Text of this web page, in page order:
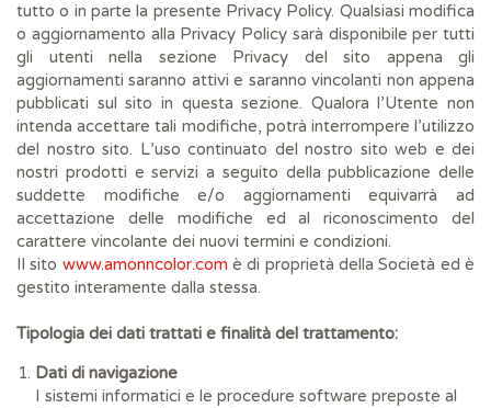
tutto o in parte la presente Privacy Policy. Qualsiasi modifica
o aggiornamento alla Privacy Policy sarà disponibile per tutti
gli utenti nella sezione Privacy del sito appena gli
aggiornamenti saranno attivi e saranno vincolanti non appena
pubblicati sul sito in questa sezione. Qualora l’Utente non
intenda accettare tali modifiche, potrà interrompere l’utilizzo
del nostro sito. L’uso continuato del nostro sito web e dei
nostri prodotti e servizi a seguito della pubblicazione delle
suddette modifiche e/o aggiornamenti equivarrà ad
accettazione delle modifiche ed al riconoscimento del
carattere vincolante dei nuovi termini e condizioni.
Il sito www.amonncolor.com è di proprietà della Società ed è
gestito interamente dalla stessa.
Tipologia dei dati trattati e finalità del trattamento:
Dati di navigazione
I sistemi informatici e le procedure software preposte al